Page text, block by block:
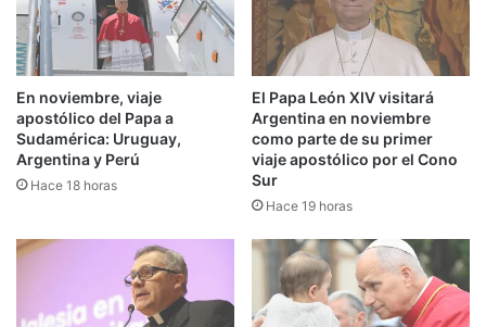
En noviembre, viaje
apostólico del Papa a
Sudamérica: Uruguay,
Argentina y Perú
Hace 18 horas
El Papa León XIV visitará
Argentina en noviembre
como parte de su primer
viaje apostólico por el Cono
Sur
Hace 19 horas